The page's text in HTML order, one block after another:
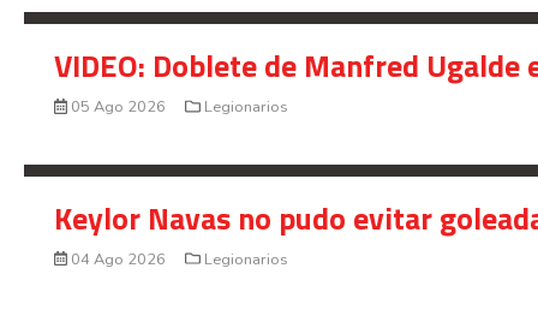
VIDEO: Doblete de Manfred
05 Ago 2026 Legionarios
Keylor Navas no pudo evitar
04 Ago 2026 Legionarios